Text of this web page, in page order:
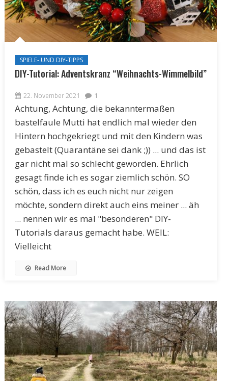
SPIELE- UND DIY-TIPPS
DIY-Tutorial: Adventskranz “Weihnachts-Wimmelbild”
22. November 2021 1
Achtung, Achtung, die bekanntermaßen
bastelfaule Mutti hat endlich mal wieder den
Hintern hochgekriegt und mit den Kindern was
gebastelt (Quarantäne sei dank ;)) ... und das ist
gar nicht mal so schlecht geworden. Ehrlich
gesagt finde ich es sogar ziemlich schön. SO
schön, dass ich es euch nicht nur zeigen
möchte, sondern direkt auch eins meiner ... äh
... nennen wir es mal "besonderen" DIY-
Tutorials daraus gemacht habe. WEIL:
Vielleicht
Read More